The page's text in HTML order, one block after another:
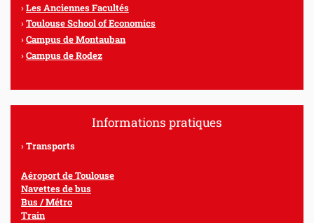
Les Anciennes Facultés
Toulouse School of Economics
Campus de Montauban
Campus de Rodez
Informations pratiques
Transports
Aéroport de Toulouse
Navettes de bus
Bus / Métro
Train